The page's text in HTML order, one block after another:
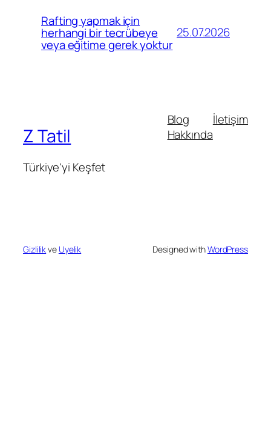
Rafting yapmak için
herhangi bir tecrübeye
veya eğitime gerek yoktur
25.07.2026
Z Tatil
Türkiye'yi Keşfet
Blog
Hakkında
İletişim
Gizlilikve Uyelik Designed withWordPress